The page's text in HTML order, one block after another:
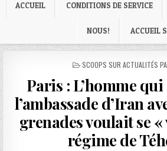
ACCUEIL CONDITIONS DE SERVICE
NOUS! ACCUEIL
POSTED
SCOOPS SUR ACTUALITÉS
Paris : L’homme
l’ambassade d’Iran
grenades voulait se
régime de